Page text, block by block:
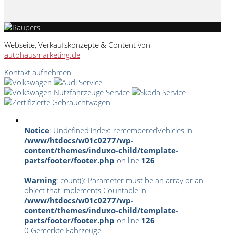
Webseite, Verkaufskonzepte & Content von
autohausmarketing.de
Kontakt aufnehmen
Notice: Undefined index: rememberedVehicles in
/www/htdocs/w01c0277/wp-
content/themes/induxo-child/template-
parts/footer/footer.php on line 126
Warning: count(): Parameter must be an array or an
object that implements Countable in
/www/htdocs/w01c0277/wp-
content/themes/induxo-child/template-
parts/footer/footer.php on line 126
0 Gemerkte Fahrzeuge